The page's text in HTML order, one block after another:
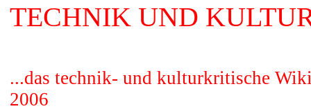
TECHNIK UND
...das technik- und kulturkritische
2006